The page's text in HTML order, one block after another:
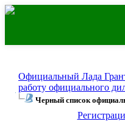
Официальный Лада
работу официального
Черный список